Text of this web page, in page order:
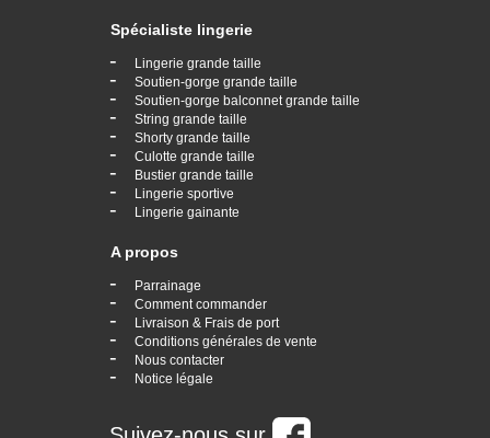
Spécialiste lingerie
- Lingerie grande taille
- Soutien-gorge grande taille
- Soutien-gorge balconnet grande taille
- String grande taille
- Shorty grande taille
- Culotte grande taille
- Bustier grande taille
- Lingerie sportive
- Lingerie gainante
A propos
- Parrainage
- Comment commander
- Livraison & Frais de port
- Conditions générales de vente
- Nous contacter
- Notice légale